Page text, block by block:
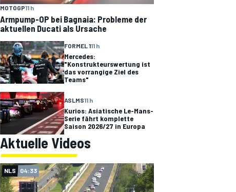
MOTOGP11 h
Armpump-OP bei Bagnaia: Probleme der
aktuellen Ducati als Ursache
FORMEL 111 h
Mercedes:
"Konstrukteurswertung ist
das vorrangige Ziel des
Teams"
ASLMS11 h
Kurios: Asiatische Le-Mans-
Serie fährt komplette
Saison 2026/27 in Europa
Aktuelle Videos
NLS 04:33